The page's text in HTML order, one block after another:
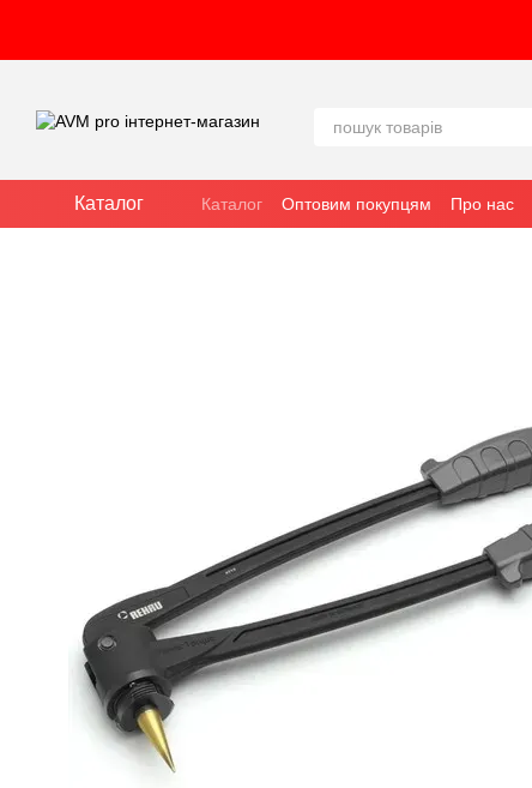
Каталог Каталог Оптовим покупцям Про нас